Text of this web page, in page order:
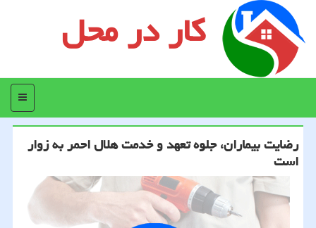
کار در محل
منو
رضایت بیماران، جلوه تعهد و خدمت هلال احمر به زوار
است